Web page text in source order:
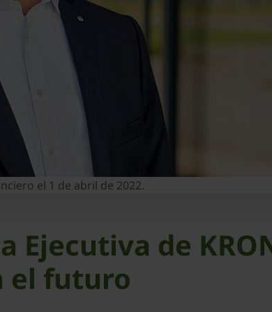
el 1 de abril de 2022.
Ejecutiva de
el futuro